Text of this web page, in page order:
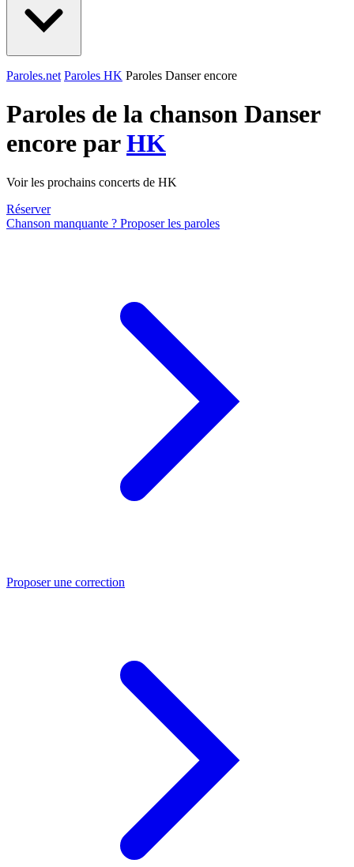
Paroles.net Paroles HK Paroles Danser encore
Paroles de la chanson Danser
encore parHK
Voir les prochains concerts de HK
Réserver
Chanson manquante ? Proposer les paroles
Proposer une correction